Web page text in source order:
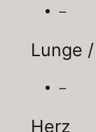
–
Lunge
–
Herz